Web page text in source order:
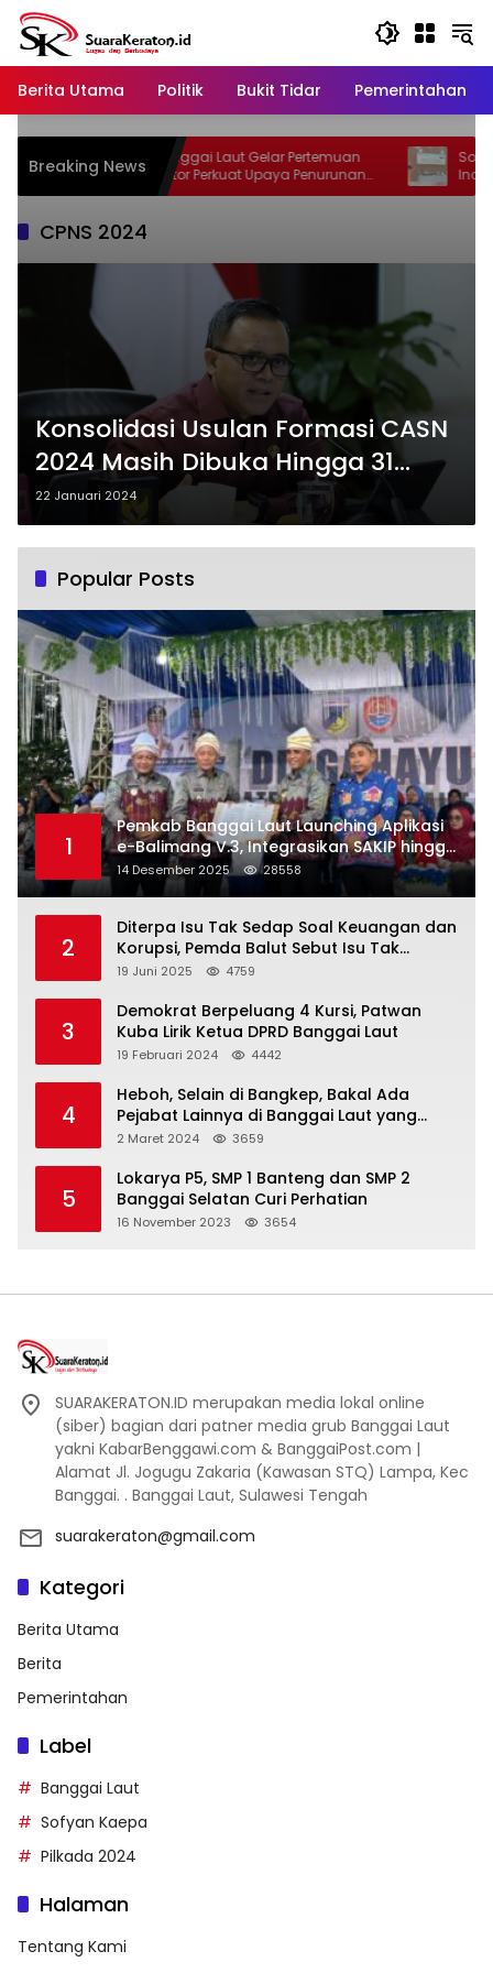
Langsung
konten
Berita Utama
Politik Bukit Tidar Pemerintahan
Breaking News
Dinkes Banggai Laut Gelar Pertemuan
Lintas Sektor Perkuat Upaya Penurunan
Stunting di Banggai Laut
Sofyan
Inovasi
CPNS 2024
Konsolidasi Usulan Formasi CASN
2024 Masih Dibuka Hingga 31
Januari 2024, Non ASN
diprioritaskan dan Peluang Fresh
22 Januari 2024
Popular Posts
1
Pemkab Banggai Laut Launching Aplikasi
e-Balimang V.3, Integrasikan SAKIP hingga
Satu Data Layanan Publik
14 Desember 2025 28558
2
Diterpa Isu Tak Sedap Soal Keuangan dan
Korupsi, Pemda Balut Sebut Isu Tak
Berdasar
19 Juni 2025 4759
3
Demokrat Berpeluang 4 Kursi, Patwan
Kuba Lirik Ketua DPRD Banggai Laut
19 Februari 2024 4442
4
Heboh, Selain di Bangkep, Bakal Ada
Pejabat Lainnya di Banggai Laut yang
Bakal di Ciduk, Bagini Kata Kapolres!
2 Maret 2024 3659
5
Lokarya P5, SMP 1 Banteng dan SMP 2
Banggai Selatan Curi Perhatian
16 November 2023 3654
SUARAKERATON.ID merupakan media lokal online
(siber) bagian dari patner media grub Banggai Laut
yakni KabarBenggawi.com & BanggaiPost.com |
Alamat Jl. Jogugu Zakaria (Kawasan STQ) Lampa, Kec
Banggai. . Banggai Laut, Sulawesi Tengah
suarakeraton@gmail.com
Kategori
Berita Utama
Berita
Pemerintahan
Label
Banggai Laut
Sofyan Kaepa
Pilkada 2024
Halaman
Tentang Kami